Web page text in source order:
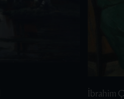
İbrahim